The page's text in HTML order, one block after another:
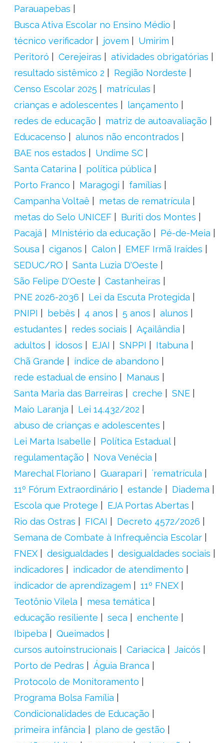
Parauapebas
Busca Ativa Escolar no Ensino Médio
técnico verificador
jovem
Umirim
Peritoró
Cerejeiras
atividades obrigatórias
resultado sistêmico 2
Região Nordeste
Censo Escolar 2025
matrículas
crianças e adolescentes
lançamento
redes de educação
matriz de autoavaliação
Educacenso
alunos não encontrados
BAE nos estados
Undime SC
Santa Catarina
política pública
Porto Franco
Maragogi
famílias
Campanha Voltaê
metas de rematrícula
metas do Selo UNICEF
Buriti dos Montes
Pacajá
MInistério da educação
Pé-de-Meia
Sousa
ciganos Calon
EMEF Irmã Iraídes
SEDUC/RO
Santa Luzia D'Oeste
São Felipe D'Oeste
Castanheiras
PNE 2026-2036
Lei da Escuta Protegida
PNIPI
bebês 4 anos 5 anos
alunos
estudantes
redes sociais
Açailândia
adultos
idosos EJAI SNPPI
Itabuna
Chã Grande
índice de abandono
rede estadual de ensino
Manaus
Santa Maria das Barreiras
creche
SNE
Maio Laranja
Lei 14.432/202
abuso de crianças e adolescentes
Lei Marta Isabelle
Política Estadual
regulamentação
Nova Venécia
Marechal Floriano
Guarapari
´rematrícula
11º Fórum Extraordinário
estande
Diadema
Escola que Protege
EJA Portas Abertas
Rio das Ostras
FICAI
Decreto 4572/2026
Semana de Combate à Infrequência Escolar
FNEX
desigualdades
desigualdades sociais
indicadores
indicador de atendimento
indicador de aprendizagem
11º FNEX
Teotônio Vilela
mesa temática
educação resiliente
seca
enchente
Ibipeba
Queimados
cursos autoinstrucionais
Cariacica
Jaicós
Porto de Pedras
Águia Branca
Protocolo de Monitoramento
Programa Bolsa Família
Condicionalidades de Educação
primeira infância
plano de gestão